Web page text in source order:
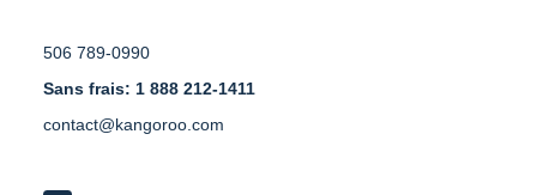
506 789-0990
Sans frais: 1 888 212-1411
contact@kangoroo.com